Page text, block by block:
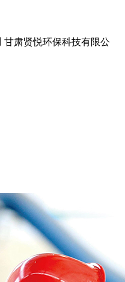
甘肃贤悦环保科技有限公